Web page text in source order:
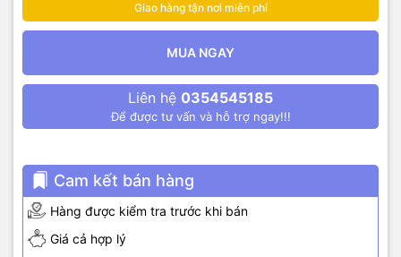
Giao hàng tận nơi miễn phí
MUA NGAY
Liên hệ 0354545185
Để được tư vấn và hỗ trợ ngay!!!
Cam kết bán hàng
Hàng được kiểm tra trước khi bán
Giá cả hợp lý